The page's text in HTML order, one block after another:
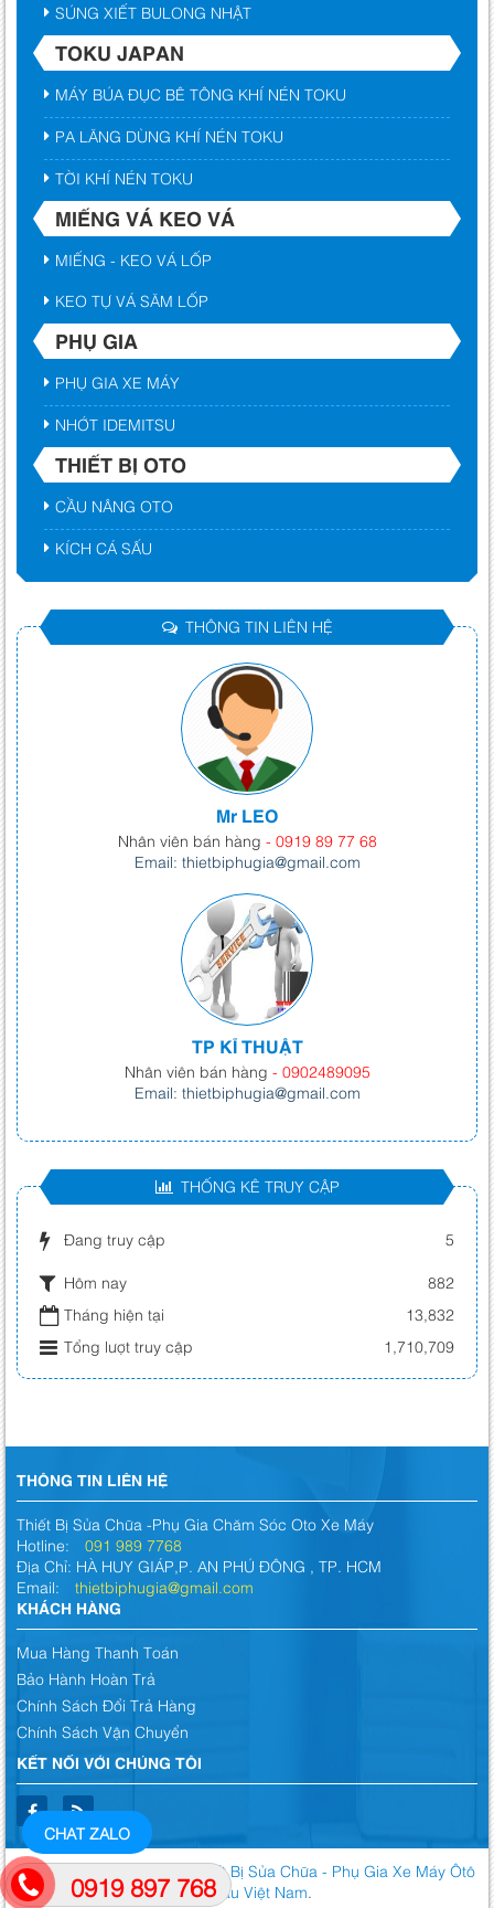
SÚNG XIẾT BULONG NHẬT
TOKU JAPAN
MÁY BÚA ĐỤC BÊ TÔNG KHÍ NÉN TOKU
PA LĂNG DÙNG KHÍ NÉN TOKU
TỜI KHÍ NÉN TOKU
MIẾNG VÁ KEO VÁ
MIẾNG - KEO VÁ LỐP
KEO TỰ VÁ SĂM LỐP
PHỤ GIA
PHỤ GIA XE MÁY
NHỚT IDEMITSU
THIẾT BỊ OTO
CẦU NÂNG OTO
KÍCH CÁ SẤU
THÔNG TIN LIÊN HỆ
Mr LEO
Nhân viên bán hàng - 0919 89 77 68
Email: thietbiphugia@gmail.com
TP KĨ THUẬT
Nhân viên bán hàng - 0902489095
Email: thietbiphugia@gmail.com
THỐNG KÊ TRUY CẬP
Đang truy cập 5
Hôm nay
882
Tháng hiện tại
13,832
Tổng lượt truy cập
1,710,709
THÔNG TIN LIÊN HỆ
Thiết Bị Sửa Chữa -Phụ Gia Chăm Sóc Oto Xe Máy
Hotline: 091 989 7768
Địa Chỉ: HÀ HUY GIÁP,P. AN PHÚ ĐÔNG , TP. HCM
Email: thietbiphugia@gmail.com
KHÁCH HÀNG
Mua Hàng Thanh Toán
Bảo Hành Hoàn Trả
Chính Sách Đổi Trả Hàng
Chính Sách Vận Chuyển
KẾT NỐI VỚI CHÚNG TÔI
© Bản quyền thuộc vềThiết Bị Sửa Chữa - Phụ Gia Xe Máy Ôtô
Hàng Đầu Việt Nam.
CHAT ZALO
0919 897 768